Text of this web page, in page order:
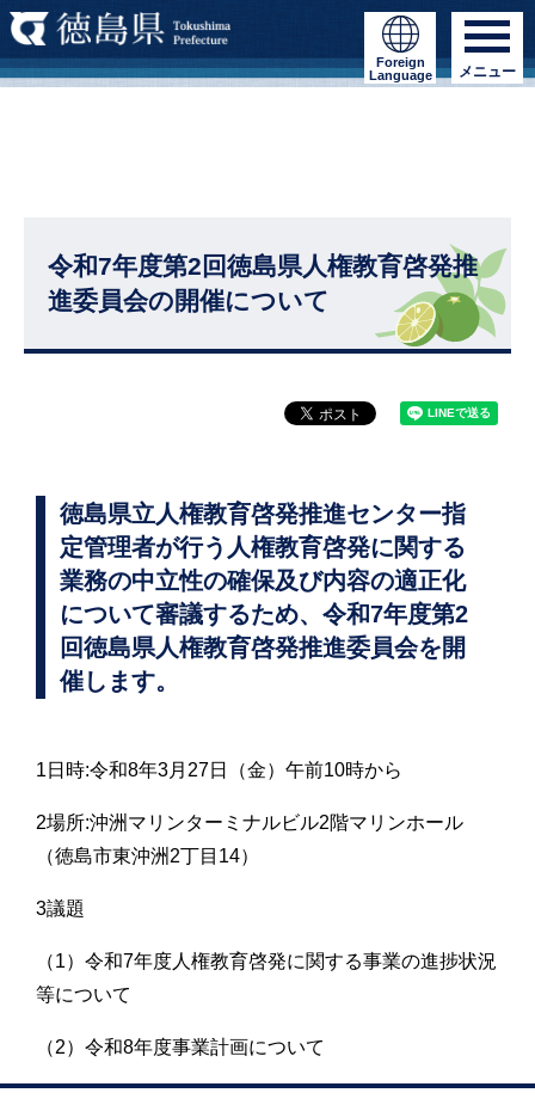
Foreign
Language
メニュー
令和7年度第2回徳島県人権教育啓発推
進委員会の開催について
徳島県立人権教育啓発推進センター指
定管理者が行う人権教育啓発に関する
業務の中立性の確保及び内容の適正化
について審議するため、令和7年度第2
回徳島県人権教育啓発推進委員会を開
催します。
1日時:令和8年3月27日（金）午前10時から
2場所:沖洲マリンターミナルビル2階マリンホール
（徳島市東沖洲2丁目14）
3議題
（1）令和7年度人権教育啓発に関する事業の進捗状況
等について
（2）令和8年度事業計画について